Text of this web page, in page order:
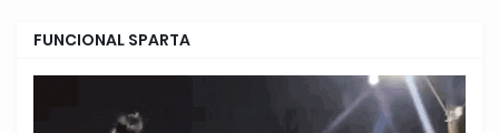
FUNCIONAL SPARTA